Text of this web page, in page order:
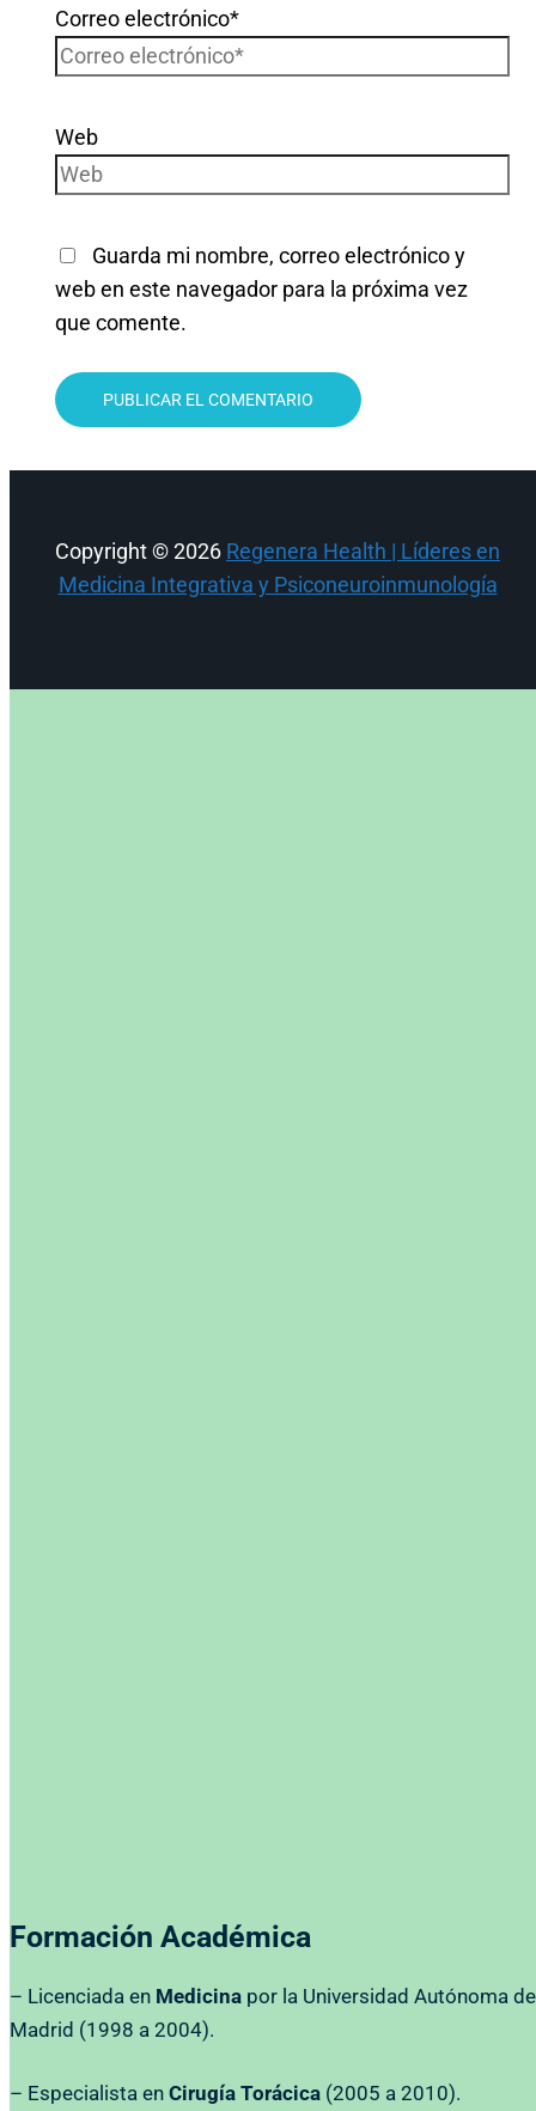
Correo electrónico*
Web
Guarda mi nombre, correo electrónico y
web en este navegador para la próxima vez
que comente.
Copyright © 2026 Regenera Health | Líderes en
Medicina Integrativa y Psiconeuroinmunología
Formación Académica
– Licenciada en Medicina por la Universidad Autónoma de
Madrid (1998 a 2004).
– Especialista en Cirugía Torácica (2005 a 2010).